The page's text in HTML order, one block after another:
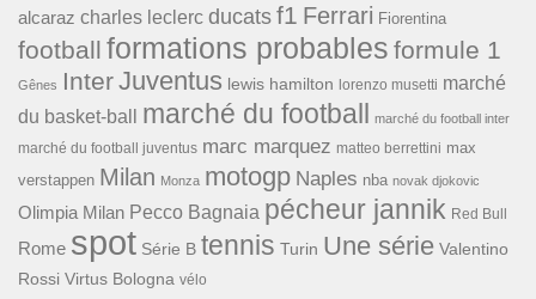
alcaraz charles leclerc ducats f1 Ferrari Fiorentina
football formations probables formule 1
Gênes InterJuventus lewis hamilton lorenzo musetti marché
du basket-ball
marché du football marché du football inter
marché du football juventus marc marquez matteo berrettini max
verstappen Milan Monza motogp Naples nba novak djokovic
Olimpia Milan Pecco Bagnaia pécheur jannik Red Bull
Rome spot Série B tennis Turin Une série Valentino
Rossi Virtus Bologna vélo